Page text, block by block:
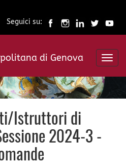
Seguici su:
di Genova
Istruttori di
2024-3 -